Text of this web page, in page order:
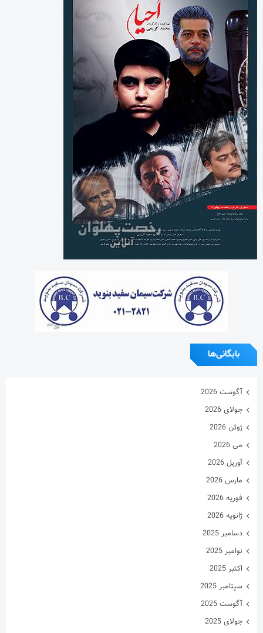
بایگانی‌ها
آگوست 2026
جولای 2026
ژوئن 2026
می 2026
آوریل 2026
مارس 2026
فوریه 2026
ژانویه 2026
دسامبر 2025
نوامبر 2025
اکتبر 2025
سپتامبر 2025
آگوست 2025
جولای 2025